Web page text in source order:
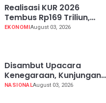
Realisasi KUR 2026
Tembus Rp169 Triliun,
Jangkau 2,65 Juta Debitur
EKONOMIAugust 03, 2026
Disambut Upacara
Kenegaraan, Kunjungan
PM Anutin Charnvirakul
NASIONALAugust 03, 2026